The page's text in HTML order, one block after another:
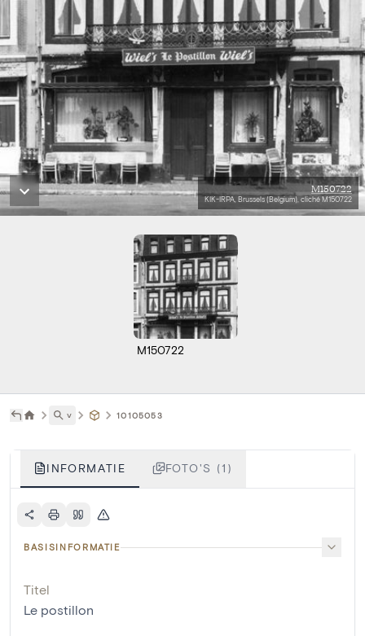
M150722
KIK-IRPA, Brussels (Belgium), cliché M150722
M150722
˅ 10105053
INFORMATIE FOTO'S (1)
BASISINFORMATIE
Titel
Le postillon